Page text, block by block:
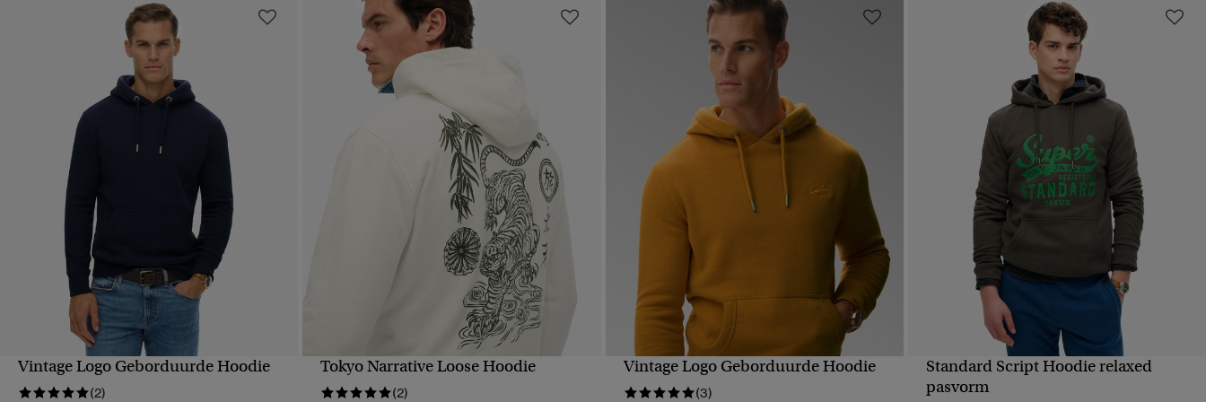
SNELLE WEERGAVE
Vintage Logo Geborduurde Hoodie
(2)
Tokyo Narrative Loose Hoodie
(2)
SNELLE WEERGAVE
Vintage Logo Geborduurde Hoodie
(3)
SNELLE WEERGAVE
Standard Script Hoodie relaxed
pasvorm